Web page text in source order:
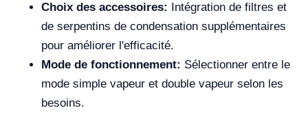
Choix des accessoires: Intégration de filtres et
de serpentins de condensation supplémentaires
pour améliorer l'efficacité.
Mode de fonctionnement: Sélectionner entre le
mode simple vapeur et double vapeur selon les
besoins.